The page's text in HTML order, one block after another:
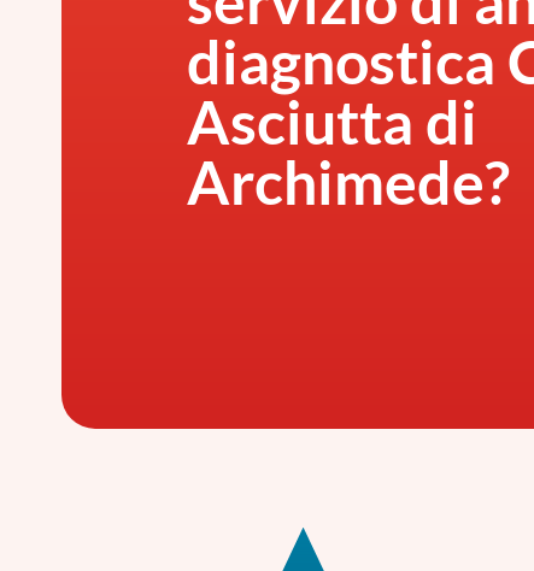
diagnostica
Asciutta di
Archimede?